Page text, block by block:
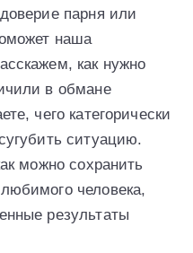
парня или
наша
как нужно
в обмане
чего категорически
ситуацию.
можно сохранить
человека,
результаты